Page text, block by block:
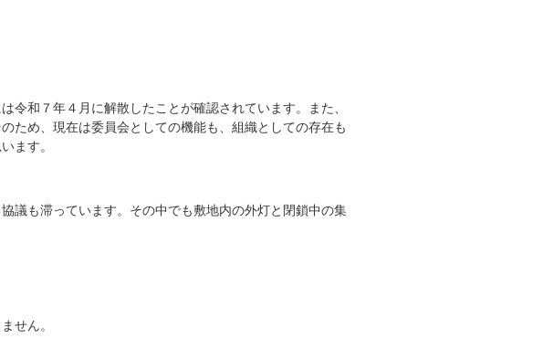
和７年４月に解散したことが確認されています。また、
ため、現在は委員会としての機能も、組織としての存在も
ます。
議も滞っています。その中でも敷地内の外灯と閉鎖中の集
せん。